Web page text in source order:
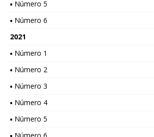
▪ Número 5
▪ Número 6
2021
▪ Número 1
▪ Número 2
▪ Número 3
▪ Número 4
▪ Número 5